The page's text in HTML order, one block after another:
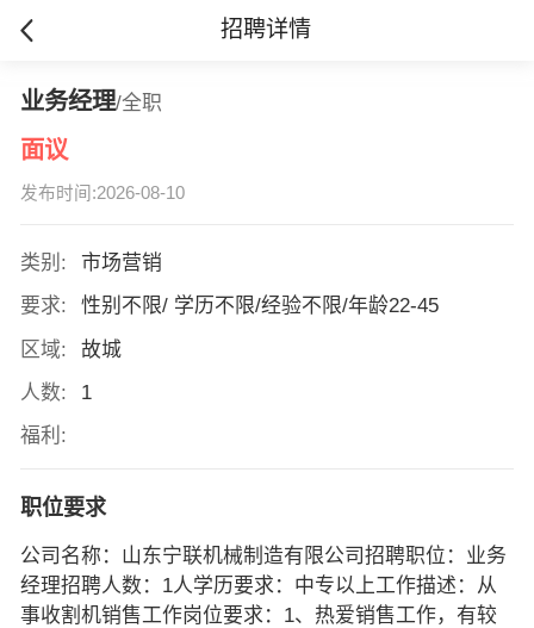
招聘详情
业务经理/全职
面议
发布时间:2026-08-10
类别:
市场营销
要求:
性别不限/ 学历不限/经验不限/年龄22-45
区域:
故城
人数:
1
福利:
职位要求
公司名称：山东宁联机械制造有限公司招聘职位：业务
经理招聘人数：1人学历要求：中专以上工作描述：从
事收割机销售工作岗位要求：1、热爱销售工作，有较